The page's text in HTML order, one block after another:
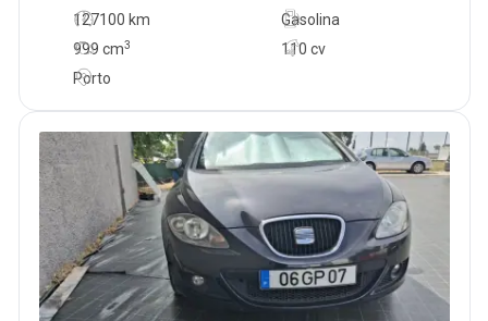
127100 km
110 cv
Gasolina
999 cm3
Porto